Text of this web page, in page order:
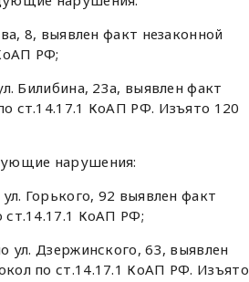
8, выявлен факт незаконной
РФ;
Билибина, 23а, выявлен факт
ст.14.17.1 КоАП РФ. Изъято 120
нарушения:
Горького, 92 выявлен факт
ст.14.17.1 КоАП РФ;
Дзержинского, 63, выявлен
по ст.14.17.1 КоАП РФ. Изъято